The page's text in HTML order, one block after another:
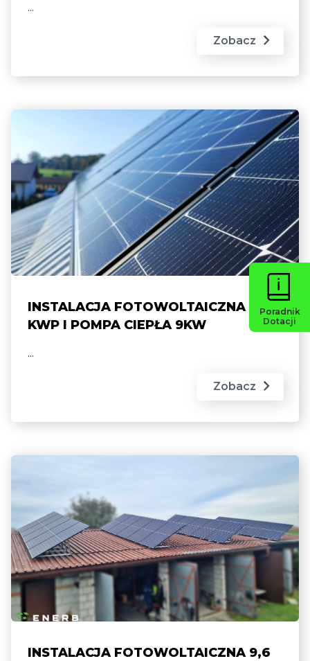
...
Zobacz
INSTALACJA FOTOWOLTAICZNA 7,68
KWP I POMPA CIEPŁA 9KW
...
Zobacz
INSTALACJA FOTOWOLTAICZNA 9,6
Poradnik
Dotacji